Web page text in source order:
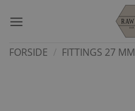
FORSIDE / FITTINGS 27 MM